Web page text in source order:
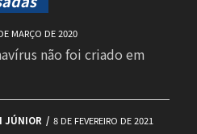
MARÇO DE 2020
não foi criado em
JÚNIOR 8 DE FEVEREIRO DE 2021